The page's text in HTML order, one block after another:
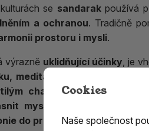
se sandarakpoužívá
a ochranou. Tradičně
prostoru i mysli.
výrazně uklidňující účinky , je
meditaci i relaxaci
charakterem, který
mysl, uvolnit napětí
do prostoru.
Cookies
Naše společnost